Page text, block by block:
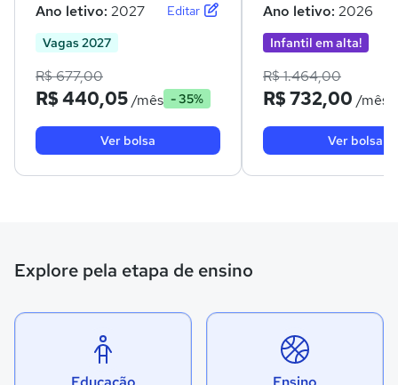
Ano letivo: 2027
Editar
Vagas 2027
R$ 677,00
R$ 440,05/mês - 35%
Ver bolsa
Ano letivo: 2026
Infantil em alta!
R$ 1.464,00
R$ 732,00 /mês
Ver bolsa
Explore pela etapa de ensino